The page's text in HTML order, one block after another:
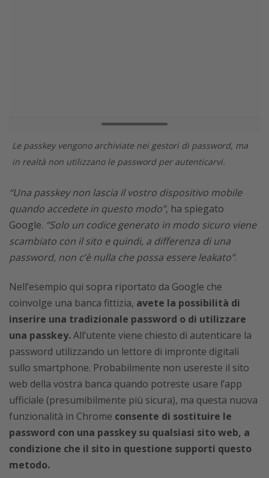
Le passkey vengono archiviate nei gestori di password, ma
in realtà non utilizzano le password per autenticarvi.
“Una passkey non lascia il vostro dispositivo mobile
quando accedete in questo modo”, ha spiegato
Google. “Solo un codice generato in modo sicuro viene
scambiato con il sito e quindi, a differenza di una
password, non c’è nulla che possa essere leakato”.
Nell’esempio qui sopra riportato da Google che
coinvolge una banca fittizia, avete la possibilità di
inserire una tradizionale password o di utilizzare
una passkey.All’utente viene chiesto di autenticare la
password utilizzando un lettore di impronte digitali
sullo smartphone. Probabilmente non usereste il sito
web della vostra banca quando potreste usare l’app
ufficiale (presumibilmente più sicura), ma questa nuova
funzionalità in Chrome consente di sostituire le
password con una passkey su qualsiasi sito web, a
condizione che il sito in questione supporti questo
metodo.